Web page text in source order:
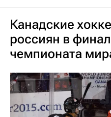
Канадские
россиян в
чемпионата